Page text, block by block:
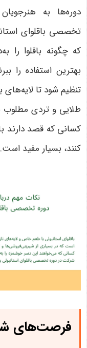
دوره‌ها به
تخصصی باقلوای
که چگونه باقلوا را
بهترین استفاده را
تنظیم شود تا
طلایی و تردی مطلوب
کسانی که قصد دارند
کنند، بسیار مفید است.
فرصت‌های